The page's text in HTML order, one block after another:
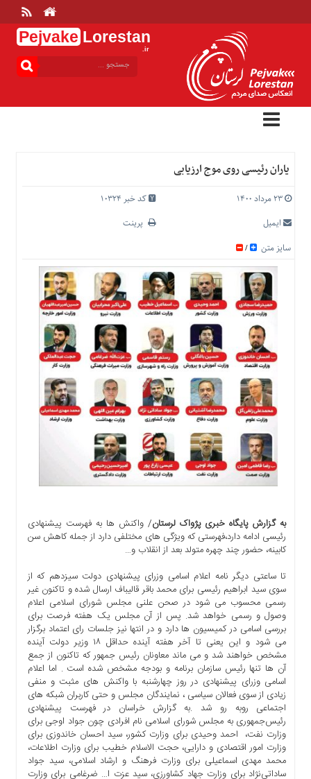
Pejvake Lorestan
.ir
بالا
خانه
ارتباط
درباره
تعرفه
اصلی
عمومی
اجتماعی
اقتصادی
فرهنگی
آموزشی
ارتباط
برگه
نمونه
تعرفه
درباره
اخبار
سایت
ارتباط
برگه
یاران رئیسی روی موج ارزیابی
۲۳ مرداد ۱۴۰۰
کد خبر 10324
ایمیل
پرینت
سایز متن
/
به گزارش پایگاه خبری پژواک لرستان/ واکنش ها به فهرست پیشنهادی
رئیسی ادامه دارد،فهرستی که ویژگی های مختلفی دارد از جمله کاهش سن
کابینه، حضور چند چهره متولد بعد از انقلاب و…
تا ساعتی دیگر نامه اعلام اسامی وزرای پیشنهادی دولت سیزدهم که از
سوی سید ابراهیم رئیسی برای محمد باقر قالیباف ارسال شده و تاکنون غیر
رسمی محسوب می شود در صحن علنی مجلس شورای اسلامی اعلام
وصول و رسمی خواهد شد. پس از آن مجلس یک هفته فرصت برای
بررسی اسامی در کمیسیون ها دارد و در انتها نیز جلسات رای اعتماد برگزار
می شود و این یعنی تا آخر هفته آینده حداقل ۱۸ وزیر دولت آینده
مشخص خواهند شد و می ماند معاونان رئیس جمهور که تاکنون از جمع
آن ها تنها رئیس سازمان برنامه و بودجه مشخص شده است . اما اعلام
اسامی وزرای پیشنهادی در روز چهارشنبه با واکنش های مثبت و منفی
زیادی از سوی فعالان سیاسی ، نمایندگان مجلس و حتی کاربران شبکه های
اجتماعی روبه رو شد .به گزارش خراسان در فهرست پیشنهادی
رئیس‌جمهوری به مجلس شورای اسلامی نام افرادی چون جواد اوجی برای
وزارت نفت، احمد وحیدی برای وزارت کشور، سید احسان خاندوزی برای
وزارت امور اقتصادی و دارایی، حجت الاسلام خطیب برای وزارت اطلاعات،
محمد مهدی اسماعیلی برای وزارت فرهنگ و ارشاد اسلامی، سید جواد
ساداتی‌نژاد برای وزارت جهاد کشاورزی، سید عزت ا… ضرغامی برای وزارت